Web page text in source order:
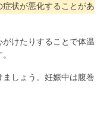
状が悪化することがあ
けたりすることで体温
しょう。妊娠中は腹巻